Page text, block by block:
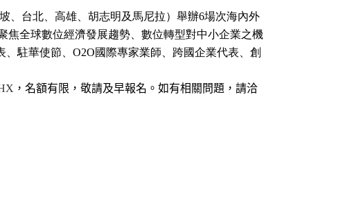
、台北、高雄、胡志明及馬尼拉）舉辦6場次海內外
焦全球數位經濟發展趨勢、數位轉型對中小企業之機
駐華使節、 O2O國際專家業師、跨國企業代表、創
，名額有限，敬請及早報名。如有相關問題，請洽